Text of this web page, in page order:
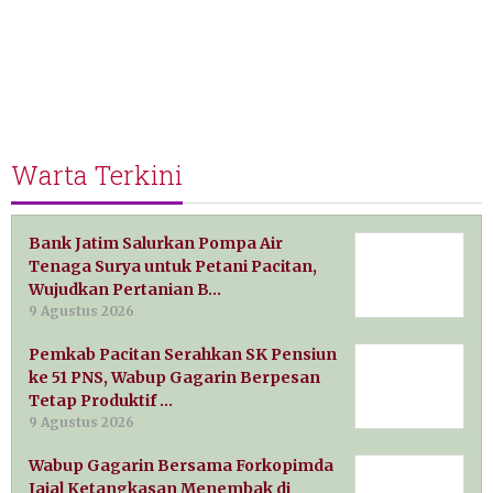
Warta Terkini
Bank Jatim Salurkan Pompa Air
Tenaga Surya untuk Petani Pacitan,
Wujudkan Pertanian B…
9 Agustus 2026
Pemkab Pacitan Serahkan SK Pensiun
ke 51 PNS, Wabup Gagarin Berpesan
Tetap Produktif …
9 Agustus 2026
Wabup Gagarin Bersama Forkopimda
Jajal Ketangkasan Menembak di